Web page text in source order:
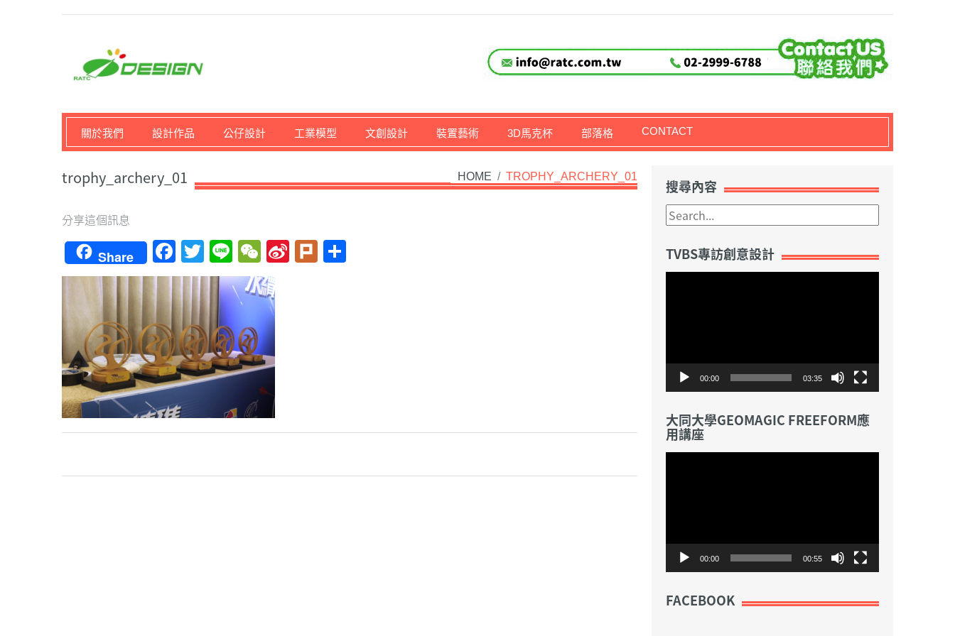
馬路科技創意設計-3D公仔,文創,獎盃設計專家
關於我們 設計作品 公仔設計 工業模型 文創設計 裝置藝術 3D馬克杯 部落格 CONTACT
HOME / TROPHY_ARCHERY_01
trophy_archery_01
分享這個訊息
Share Facebook
Twitter
LineWeChat
Sina
Weibo
Plurk
搜尋內容
TVBS專訪創意設計
00:00 03:35
大同大學GEOMAGIC FREEFORM應
用講座
00:00 00:55
FACEBOOK